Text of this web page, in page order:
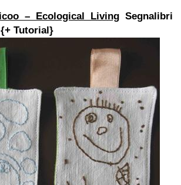
– Ecological Living Segnalibri
Tutorial}